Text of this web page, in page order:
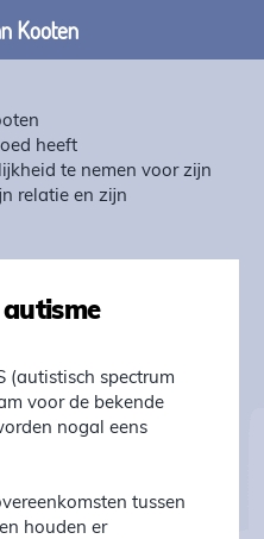
heeft
te nemen voor zijn
relatie en zijn
(autistisch spectrum
voor de bekende
nogal eens
tussen
houden er
Kooten